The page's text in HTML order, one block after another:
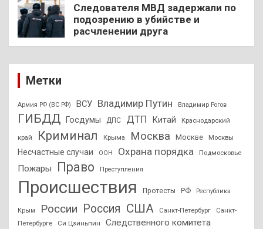
Следователя МВД задержали по
подозрению в убийстве и
расчленении друга
Метки
Армия РФ (ВС РФ) ВСУ Владимир Путин Владимир Рогов
ГИБДД Госдумы ДПС ДТП Китай Краснодарский
край Криминал Крыма Москва Москве Москвы
Несчастные случаи ООН Охрана порядка Подмосковье
Пожары Право Преступления
Происшествия Протесты РФ Республика
Крым России Россия США Санкт-Петербург
Санкт-
Петербурге
Си Цзиньпин
Следственного комитета